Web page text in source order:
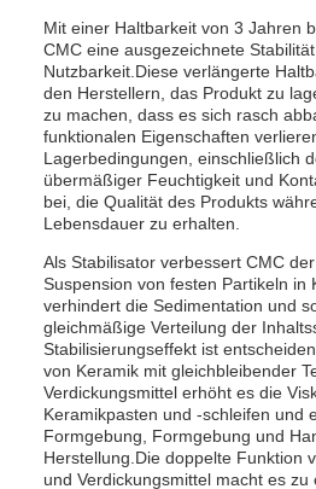
Mit einer Haltbarkeit von 3 Jahren
CMC eine ausgezeichnete
Nutzbarkeit.Diese verlängerte
den Herstellern, das Produkt zu
zu machen, dass es sich rasch
funktionalen Eigenschaften
Lagerbedingungen, einschließlich
übermäßiger Feuchtigkeit und
bei, die Qualität des Produkts
Lebensdauer zu erhalten.
Als Stabilisator verbessert CMC
Suspension von festen Partikeln in
verhindert die Sedimentation und
gleichmäßige Verteilung der
Stabilisierungseffekt ist
von Keramik mit gleichbleibender
Verdickungsmittel erhöht es die
Keramikpasten und -schleifen und
Formgebung, Formgebung und
Herstellung.Die doppelte Funktion
und Verdickungsmittel macht es